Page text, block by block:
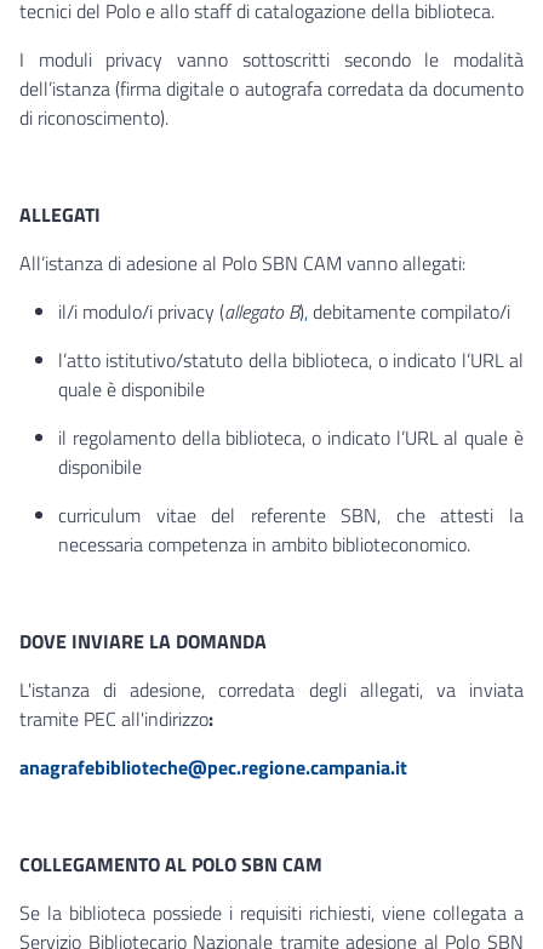
tecnici del Polo e allo staff di catalogazione della biblioteca.
I moduli privacy vanno sottoscritti secondo le modalità
dell’istanza (firma digitale o autografa corredata da documento
di riconoscimento).
ALLEGATI
All’istanza di adesione al Polo SBN CAM vanno allegati:
il/i modulo/i privacy (allegato B),debitamente compilato/i
l’atto istitutivo/statuto della biblioteca, o indicato l’URL al
quale è disponibile
il regolamento della biblioteca, o indicato l’URL al quale è
disponibile
curriculum vitae del referente SBN, che attesti la
necessaria competenza in ambito biblioteconomico.
DOVE INVIARE LA DOMANDA
L'istanza di adesione, corredata degli allegati, va inviata
tramite PEC all'indirizzo:
anagrafebiblioteche@pec.regione.campania.it
COLLEGAMENTO AL POLO SBN CAM
Se la biblioteca possiede i requisiti richiesti, viene collegata a
Servizio Bibliotecario Nazionale tramite adesione al Polo SBN